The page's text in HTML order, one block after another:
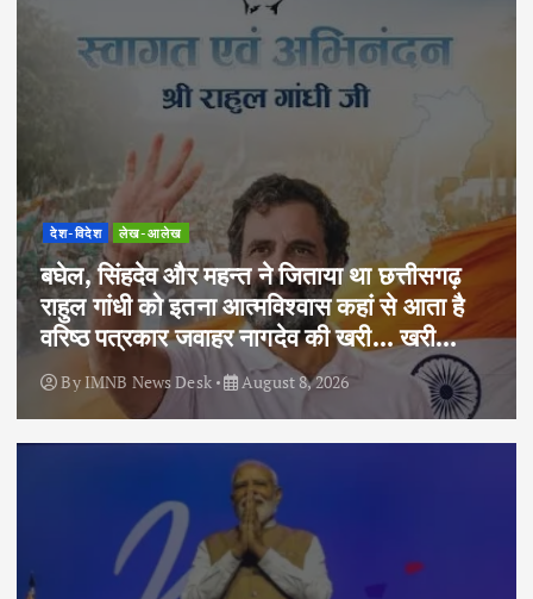
देश-विदेश लेख-आलेख
बघेल, सिंहदेव और महन्त ने जिताया था छत्तीसगढ़
राहुल गांधी को इतना आत्मविश्वास कहां से आता है
वरिष्ठ पत्रकार जवाहर नागदेव की खरी… खरी…
By IMNB News Desk August 8, 2026